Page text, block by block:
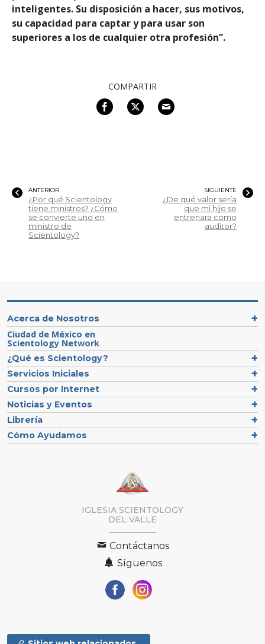
inteligentes. Su disposición a hacer, sus motivos,
su capacidad para captar y para usar son
superiores a los de cualquier otra profesión”.
COMPARTIR
ANTERIOR
¿Por qué Scientology
tiene ministros? ¿Cómo
se convierte uno en
ministro de
Scientology?
SIGUIENTE
¿De qué valor sería
que mi hijo se
entrenara como
auditor?
Acerca de Nosotros
Ciudad de México en
Scientology Network
¿Qué es Scientology?
Servicios Iniciales
Cursos por Internet
Noticias y Eventos
Librería
Cómo Ayudamos
IGLESIA SCIENTOLOGY
DEL VALLE
Contáctanos
Síguenos